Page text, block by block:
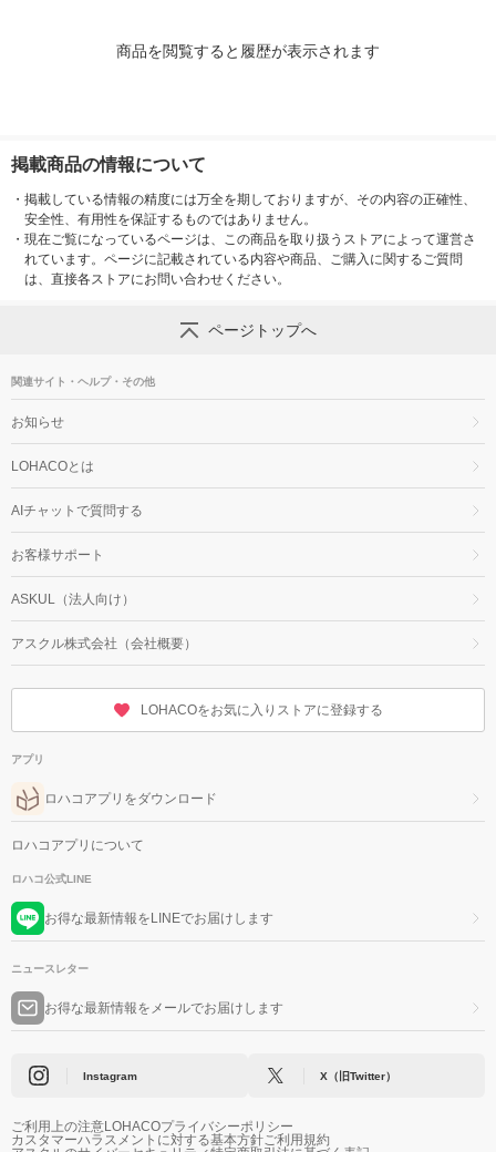
商品を閲覧すると履歴が表示されます
掲載商品の情報について
・ 掲載している情報の精度には万全を期しておりますが、その内容の正確性、
安全性、有用性を保証するものではありません。
・ 現在ご覧になっているページは、この商品を取り扱うストアによって運営さ
れています。ページに記載されている内容や商品、ご購入に関するご質問
は、直接各ストアにお問い合わせください。
ページトップへ
関連サイト・ヘルプ・その他
お知らせ
LOHACOとは
AIチャットで質問する
お客様サポート
ASKUL（法人向け）
アスクル株式会社（会社概要）
LOHACOをお気に入りストアに登録する
アプリ
ロハコアプリをダウンロード
ロハコアプリについて
ロハコ公式LINE
お得な最新情報をLINEでお届けします
ニュースレター
お得な最新情報をメールでお届けします
Instagram X（旧Twitter）
ご利用上の注意LOHACOプライバシーポリシー
カスタマーハラスメントに対する基本方針ご利用規約